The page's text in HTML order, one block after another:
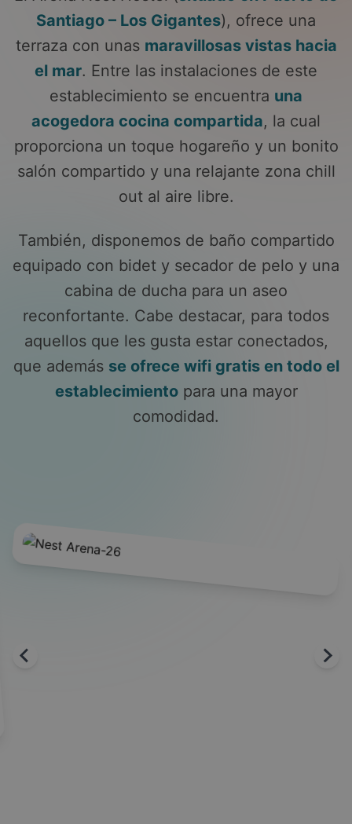
Santiago – Los Gigantes), ofrece una
terraza con unas maravillosas vistas hacia
el mar. Entre las instalaciones de este
establecimiento se encuentra una
acogedora cocina compartida, la cual
proporciona un toque hogareño y un bonito
salón compartido y una relajante zona chill
out al aire libre.
También, disponemos de baño compartido
equipado con bidet y secador de pelo y una
cabina de ducha para un aseo
reconfortante. Cabe destacar, para todos
aquellos que les gusta estar conectados,
que además se ofrece wifi gratis en todo el
establecimientopara una mayor
comodidad.